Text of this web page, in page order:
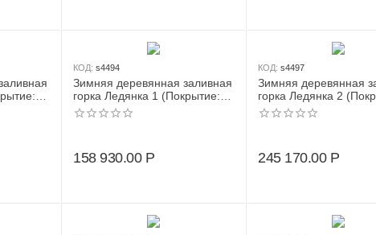
КОД: s4494
Зимняя деревянная заливная
горка Ледянка 1 (Покрытие:
масло)
158 930.00 Р
КОД: s4497
Зимняя деревянная
горка Ледянка 2
масло)
245 170.00 Р